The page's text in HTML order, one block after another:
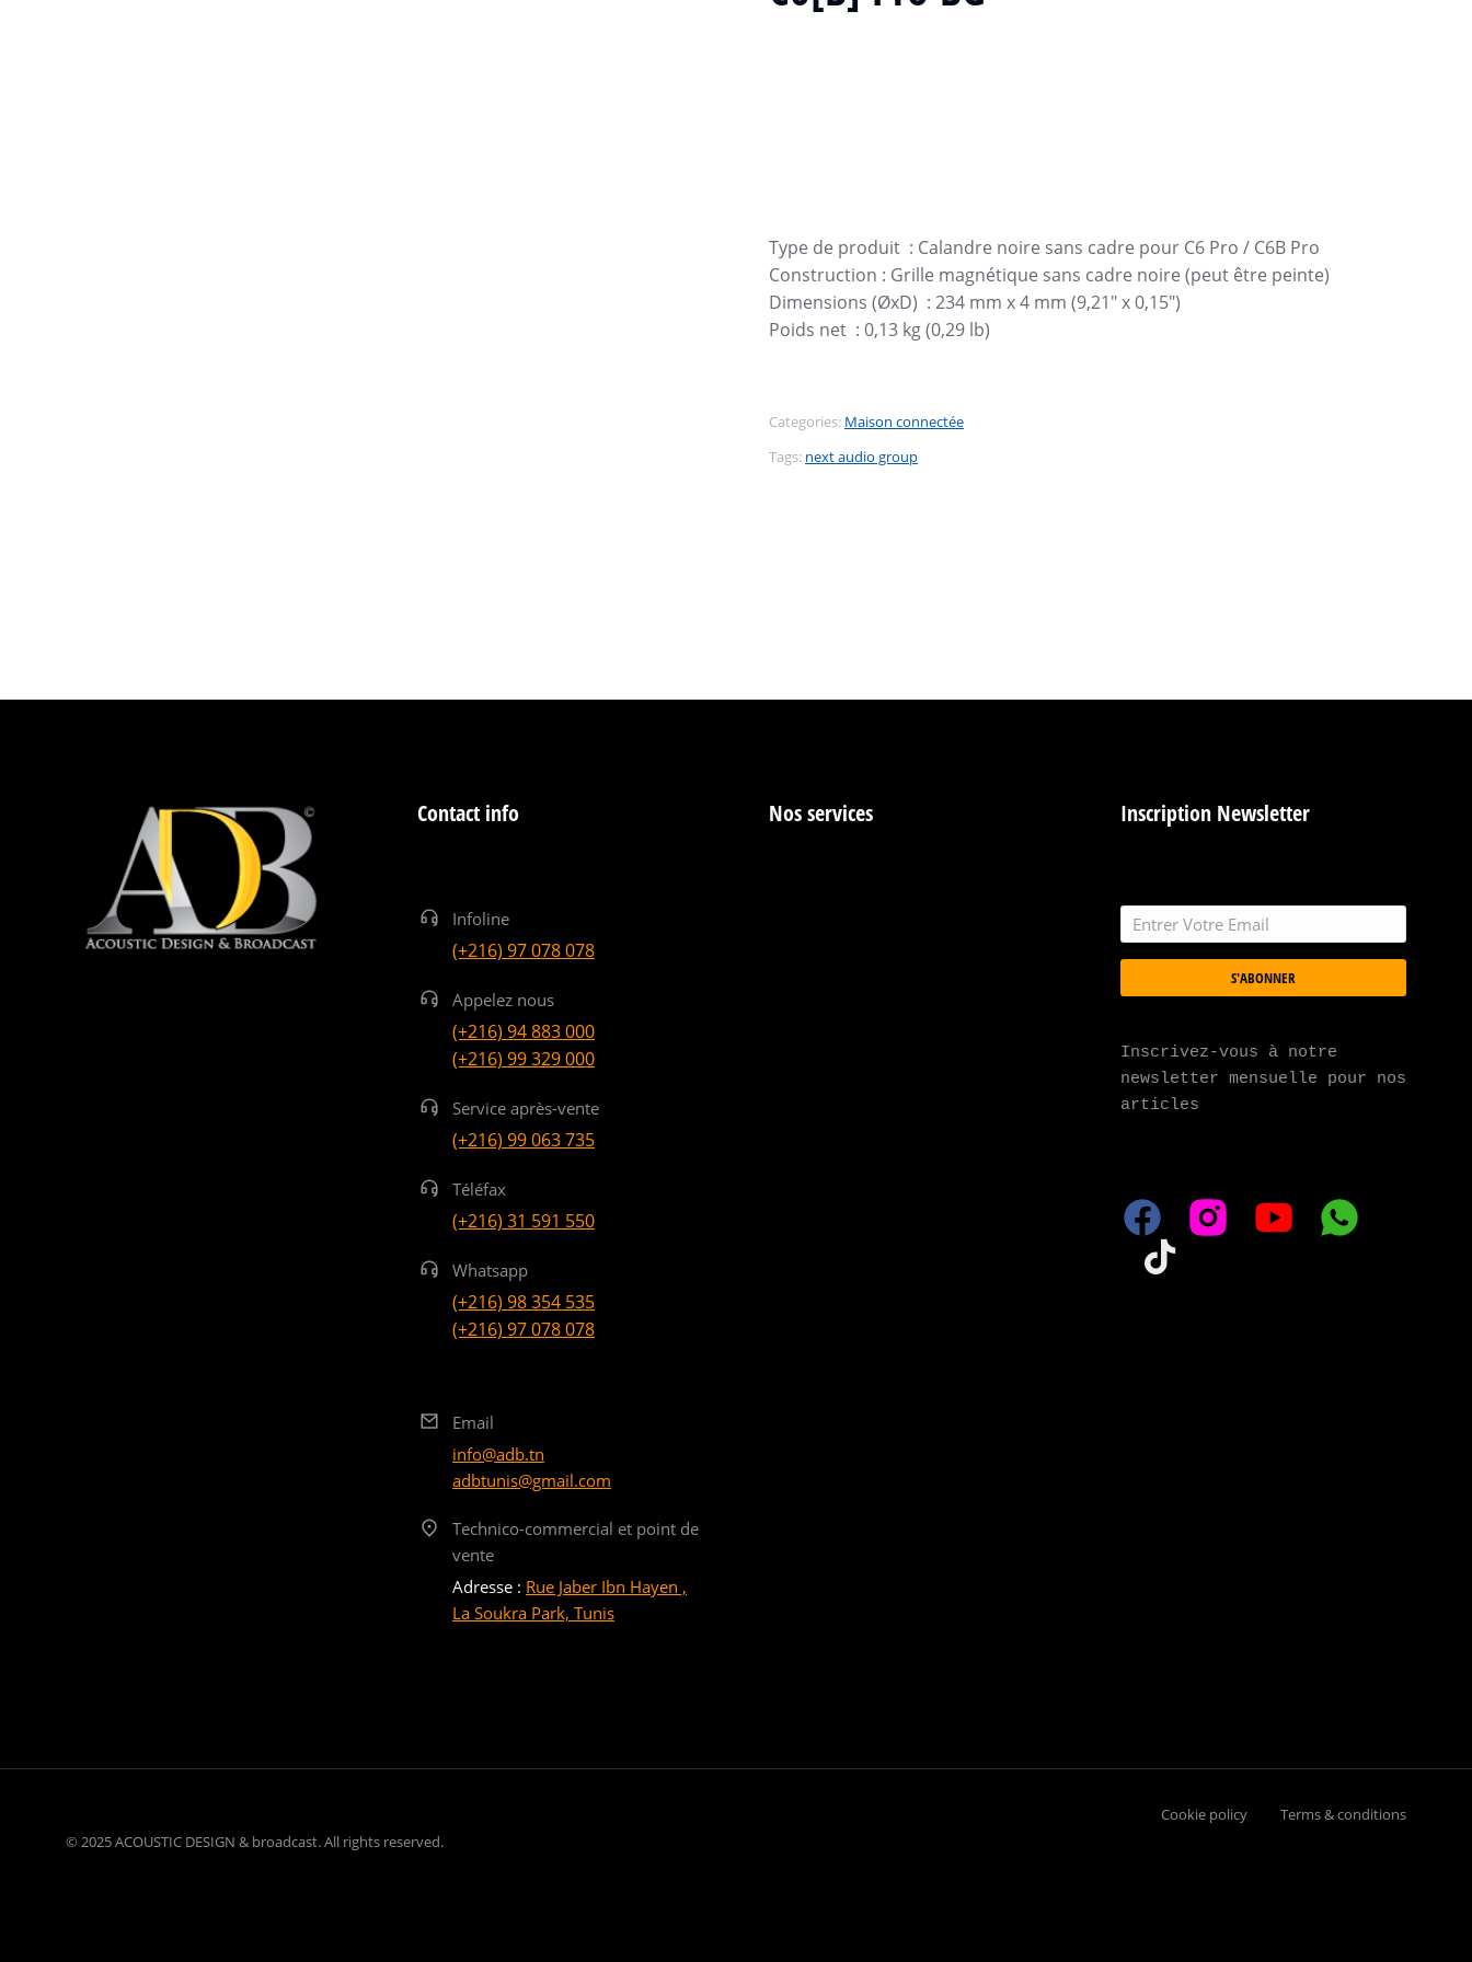
Type de produit : Calandre noire sans cadre pour C6 Pro / C6B Pro
Construction : Grille magnétique sans cadre noire (peut être peinte)
Dimensions (ØxD) : 234 mm x 4 mm (9,21″ x 0,15″)
Poids net : 0,13 kg (0,29 lb)
Categories: Maison connectée
Tags: next audio group
Contact info
Infoline
(+216) 97 078 078
Appelez nous
(+216) 94 883 000
(+216) 99 329 000
Service après-vente
(+216) 99 063 735
Téléfax
(+216) 31 591 550
Whatsapp
(+216) 98 354 535
(+216) 97 078 078
Email
info@adb.tn
adbtunis@gmail.com
Technico-commercial et point de
vente
Adresse : Rue Jaber Ibn Hayen ,
La Soukra Park, Tunis
Nos services Inscription Newsletter
S'ABONNER
Inscrivez-vous à notre
newsletter mensuelle pour nos
articles
© 2025 ACOUSTIC DESIGN & broadcast. All rights reserved.
Cookie policy Terms & conditions